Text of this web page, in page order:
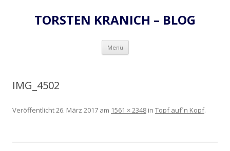
TORSTEN KRANICH – BLOG
Menü Zum
springen
IMG_4502
Veröffentlicht26. März 2017 am 1561 × 2348 in Topf auf´n Kopf.